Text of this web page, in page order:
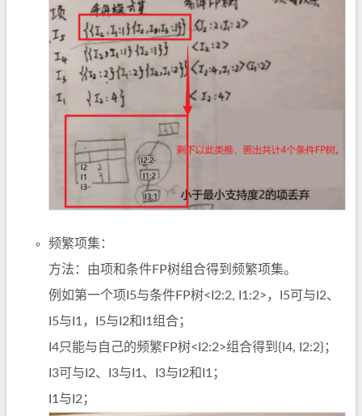
频繁项集：
方法：由项和条件FP树组合得到频繁项集。
例如第一个项I5与条件FP树<I2:2, I1:2>，I5可与I2、
I5与I1，I5与I2和I1组合；
I4只能与自己的频繁FP树<I2:2>组合得到{I4, I2:2}；
I3可与I2、I3与I1、I3与I2和I1；
I1与I2；